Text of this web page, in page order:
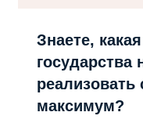
Знаете,
реализовать
максимум?